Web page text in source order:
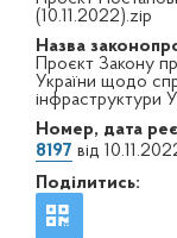
(10.11.2022).zip
Назва
Проєкт Закону
України щодо
інфраструктури
Номер, дата
8197 від
Поділитись: